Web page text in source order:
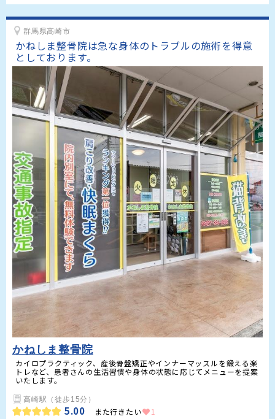
群馬県高崎市
かねしま整骨院は急な身体のトラブルの施術を得意
としております。
かねしま整骨院
カイロプラクティック、産後骨盤矯正やインナーマッスルを鍛える楽
トレなど、患者さんの生活習慣や身体の状態に応じてメニューを提案
いたします。
高崎駅（徒歩15分）
5.00 また行きたい 1